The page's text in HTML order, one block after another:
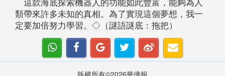
類帶來許多未知的真相。為了實現這個夢想，我一
定要加倍努力學習。◇（謎語謎底：拖把）
版權所有©2026華僑報